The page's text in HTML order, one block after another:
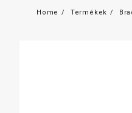
Home Termékek